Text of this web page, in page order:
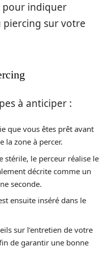
pour indiquer
piercing sur votre
à anticiper :
que vous êtes prêt avant
la zone à percer.
stérile, le perceur réalise le
décrite comme un
seconde.
ensuite inséré dans le
sur l’entretien de votre
de garantir une bonne